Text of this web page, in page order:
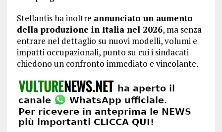
Stellantis ha inoltre annunciato un aumento
della produzione in Italia nel 2026, ma senza
entrare nel dettaglio su nuovi modelli, volumi e
impatti occupazionali, punto su cui i sindacati
chiedono un confronto immediato e vincolante.